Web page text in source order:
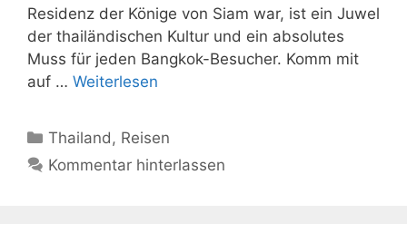
Residenz der Könige von Siam war, ist ein Juwel
der thailändischen Kultur und ein absolutes
Muss für jeden Bangkok-Besucher. Komm mit
auf … Weiterlesen
Kategorien
Thailand , Reisen
Kommentar hinterlassen